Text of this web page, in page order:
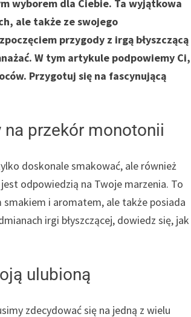
wyborem dla Ciebie. Ta wyjątkowa
ale także ze swojego
przygody z irgą błyszczącą
W tym artykule podpowiemy Ci,
Przygotuj się na fascynującą
na przekór monotonii
doskonale smakować, ale również
odpowiedzią na Twoje marzenia. To
i aromatem, ale także posiada
irgi błyszczącej, dowiedz się, jak
ulubioną
zdecydować się na jedną z wielu